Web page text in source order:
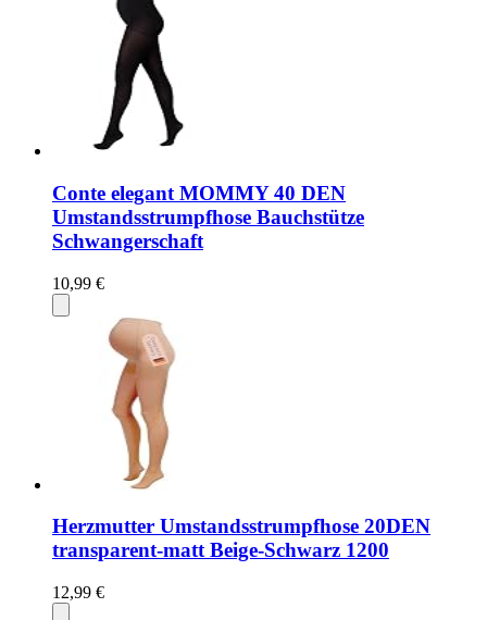
Conte elegant MOMMY 40 DEN
Umstandsstrumpfhose Bauchstütze
Schwangerschaft
10,99 €
Herzmutter Umstandsstrumpfhose 20DEN
transparent-matt Beige-Schwarz 1200
12,99 €